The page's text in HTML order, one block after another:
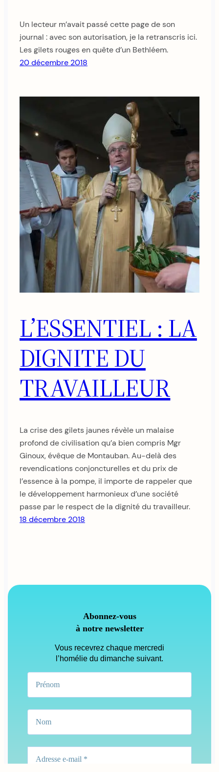
Un lecteur m’avait passé cette page de son
journal : avec son autorisation, je la retranscris ici.
Les gilets rouges en quête d’un Bethléem.
20 décembre 2018
L’ESSENTIEL : LA
DIGNITE DU
TRAVAILLEUR
La crise des gilets jaunes révèle un malaise
profond de civilisation qu’a bien compris Mgr
Ginoux, évêque de Montauban. Au-delà des
revendications conjoncturelles et du prix de
l’essence à la pompe, il importe de rappeler que
le développement harmonieux d’une société
passe par le respect de la dignité du travailleur.
18 décembre 2018
Abonnez-vous
à notre newsletter
Vous recevrez chaque mercredi
l’homélie du dimanche suivant.